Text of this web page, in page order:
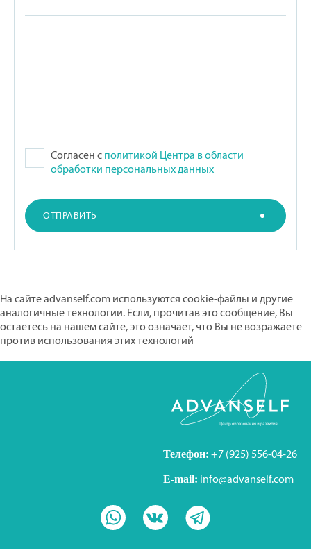
Согласен с политикой Центра в области
обработки персональных данных
ОТПРАВИТЬ
На сайте advanself.com используются cookie-файлы и другие
аналогичные технологии. Если, прочитав это сообщение, Вы
остаетесь на нашем сайте, это означает, что Вы не возражаете
против использования этих технологий
Телефон: +7 (925) 556-04-26
E-mail: info@advanself.com